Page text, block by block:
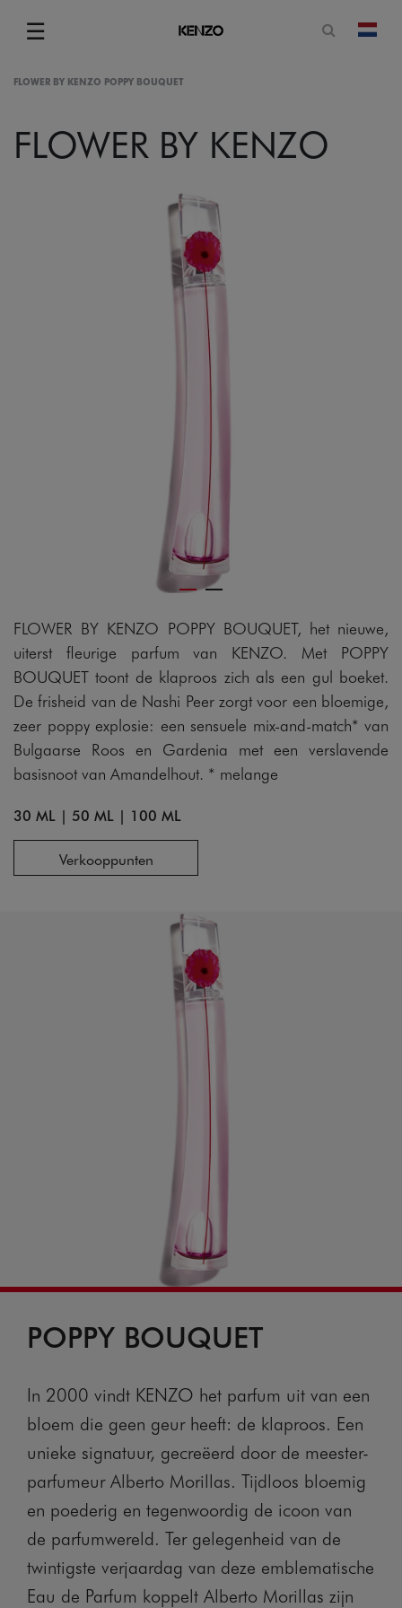
☰
Menu
Open
FLOWER BY KENZO POPPY BOUQUET
FLOWER BY KENZO
FLOWER BY KENZO POPPY BOUQUET, het nieuwe,
uiterst fleurige parfum van KENZO. Met POPPY
BOUQUET toont de klaproos zich als een gul boeket.
De frisheid van de Nashi Peer zorgt voor een bloemige,
zeer poppy explosie: een sensuele mix-and-match* van
Bulgaarse Roos en Gardenia met een verslavende
basisnoot van Amandelhout. * melange
30 ML | 50 ML | 100 ML
Verkooppunten
POPPY BOUQUET
In 2000 vindt KENZO het parfum uit van een
bloem die geen geur heeft: de klaproos. Een
unieke signatuur, gecreëerd door de meester-
parfumeur Alberto Morillas. Tijdloos bloemig
en poederig en tegenwoordig de icoon van
de parfumwereld. Ter gelegenheid van de
twintigste verjaardag van deze emblematische
Eau de Parfum koppelt Alberto Morillas zijn